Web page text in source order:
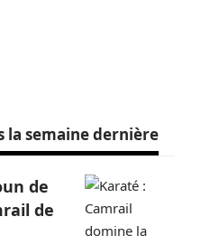
la semaine dernière
de
de